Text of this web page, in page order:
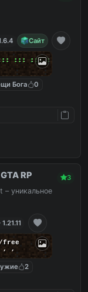
Сайт
::: ::: :::
Бога
0
RP 3
– уникальное
/free
, ,
2